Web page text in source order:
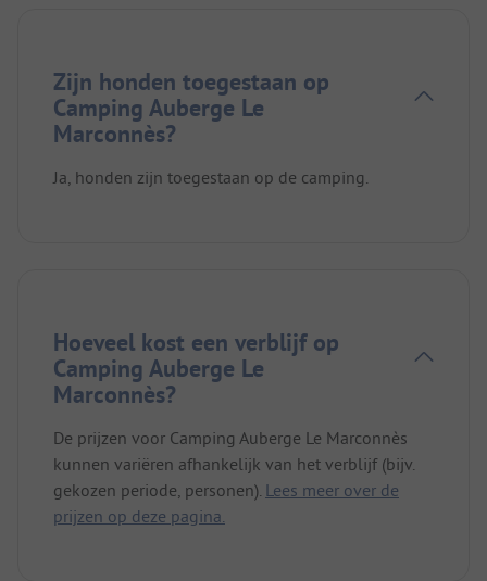
Zijn honden toegestaan op
Camping Auberge Le
Marconnès?
Ja, honden zijn toegestaan op de camping.
Hoeveel kost een verblijf op
Camping Auberge Le
Marconnès?
De prijzen voor Camping Auberge Le Marconnès
kunnen variëren afhankelijk van het verblijf (bijv.
gekozen periode, personen). Lees meer over de
prijzen op deze pagina.